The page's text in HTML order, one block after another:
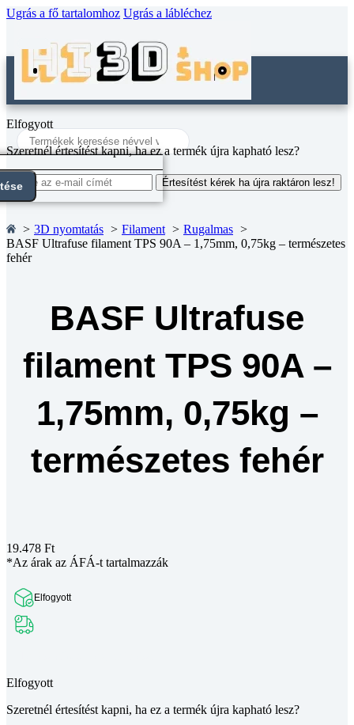
Ugrás a fő tartalomhoz Ugrás a lábléchez
Search
...
Elfogyott
Szeretnél értesítést kapni, ha ez a termék újra kapható lesz?
Értesítést kérek ha újra raktáron lesz!
3D nyomtatás Filament
Rugalmas
BASF Ultrafuse filament TPS 90A – 1,75mm, 0,75kg – természetes
fehér
BASF Ultrafuse
filament TPS 90A –
1,75mm, 0,75kg –
természetes fehér
19.478 Ft
*Az árak az ÁFÁ-t tartalmazzák
Elfogyott
Elfogyott
Szeretnél értesítést kapni, ha ez a termék újra kapható lesz?